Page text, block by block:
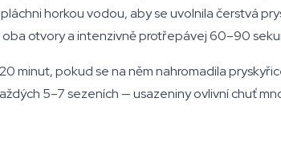
horkou vodou, aby se uvolnila čerstvá
otvory a intenzivně protřepávej 60–90
minut, pokud se na něm nahromadila
5–7 sezeních — usazeniny ovlivní chuť